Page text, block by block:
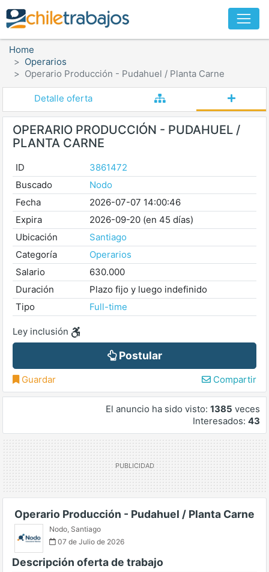
Home
Operarios
Operario Producción - Pudahuel / Planta Carne
Detalle oferta
OPERARIO PRODUCCIÓN - PUDAHUEL /
PLANTA CARNE
ID
3861472
Buscado
Nodo
Fecha
2026-07-07 14:00:46
Expira
2026-09-20 (en 45 días)
Ubicación
Santiago
Categoría
Operarios
Salario
630.000
Duración
Plazo fijo y luego indefinido
Tipo
Full-time
Ley inclusión
Postular
Guardar Compartir
El anuncio ha sido visto: 1385 veces
Interesados: 43
Operario Producción - Pudahuel / Planta Carne
Nodo, Santiago
07 de Julio de 2026
Descripción oferta de trabajo